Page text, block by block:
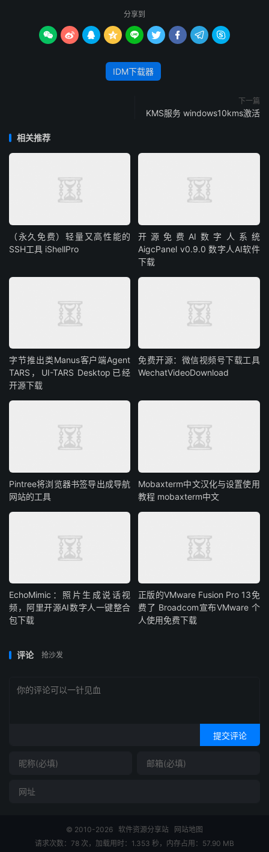
分享到
        
IDM下载器
下一篇
KMS服务 windows10kms激活
相关推荐
（永久免费）轻量又高性能的
SSH工具 iShellPro
开源免费AI数字人系统
AigcPanel v0.9.0 数字人AI软件
下载
字节推出类Manus客户端Agent
TARS，UI-TARS Desktop已经
开源下载
免费开源：微信视频号下载工具
WechatVideoDownload
Pintree将浏览器书签导出成导航
网站的工具
Mobaxterm中文汉化与设置使用
教程 mobaxterm中文
EchoMimic：照片生成说话视
频，阿里开源AI数字人一键整合
包下载
正版的VMware Fusion Pro 13免
费了 Broadcom宣布VMware 个
人使用免费下载
评论 抢沙发
提交评论
© 2010-2026 软件资源分享站
网站地图
请求次数：78 次，加载用时：1.353 秒，内存占用：57.90 MB